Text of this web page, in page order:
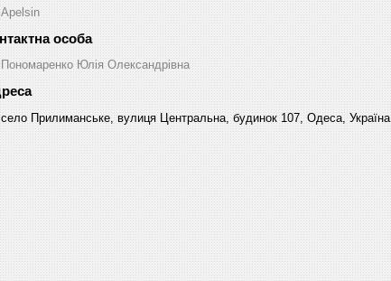
Apelsin
Пономаренко Юлія Олександрівна
село Прилиманське, вулиця Центральна, будинок 107, Одеса, Україна